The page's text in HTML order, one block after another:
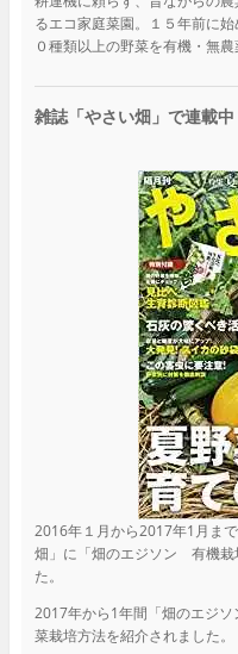
るエコ家庭菜園。１５年前に
０種類以上の野菜を有機・無農
雑誌「やさい畑」で連載中
2016年１月から2017年1月ま
畑」に「畑のエジソン 有機栽
た。
2017年から1年間「畑のエジ
菜栽培方法を紹介されました。